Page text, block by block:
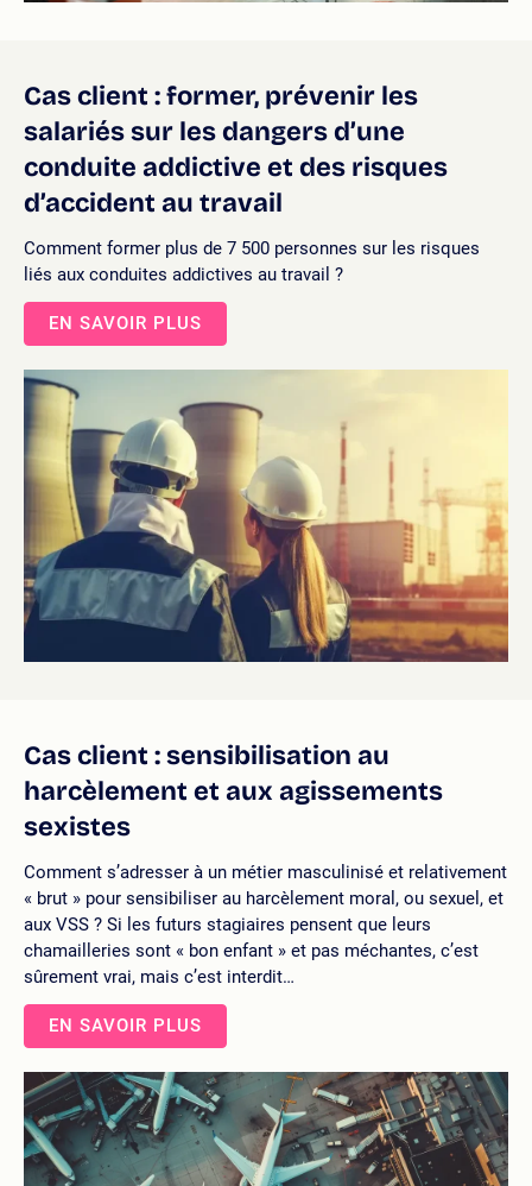
Cas client : former, prévenir les
salariés sur les dangers d’une
conduite addictive et des risques
d’accident au travail
Comment former plus de 7 500 personnes sur les risques
liés aux conduites addictives au travail ?
EN SAVOIR PLUS
Cas client : sensibilisation au
harcèlement et aux agissements
sexistes
Comment s’adresser à un métier masculinisé et relativement
« brut » pour sensibiliser au harcèlement moral, ou sexuel, et
aux VSS ? Si les futurs stagiaires pensent que leurs
chamailleries sont « bon enfant » et pas méchantes, c’est
sûrement vrai, mais c’est interdit…
EN SAVOIR PLUS